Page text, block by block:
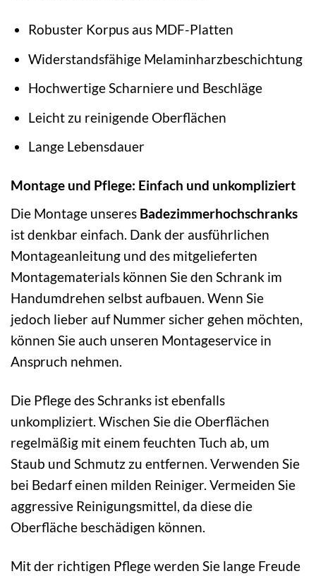
Robuster Korpus aus MDF-Platten
Widerstandsfähige Melaminharzbeschichtung
Hochwertige Scharniere und Beschläge
Leicht zu reinigende Oberflächen
Lange Lebensdauer
Montage und Pflege: Einfach und unkompliziert
Die Montage unseres Badezimmerhochschranks
ist denkbar einfach. Dank der ausführlichen
Montageanleitung und des mitgelieferten
Montagematerials können Sie den Schrank im
Handumdrehen selbst aufbauen. Wenn Sie
jedoch lieber auf Nummer sicher gehen möchten,
können Sie auch unseren Montageservice in
Anspruch nehmen.
Die Pflege des Schranks ist ebenfalls
unkompliziert. Wischen Sie die Oberflächen
regelmäßig mit einem feuchten Tuch ab, um
Staub und Schmutz zu entfernen. Verwenden Sie
bei Bedarf einen milden Reiniger. Vermeiden Sie
aggressive Reinigungsmittel, da diese die
Oberfläche beschädigen können.
Mit der richtigen Pflege werden Sie lange Freude